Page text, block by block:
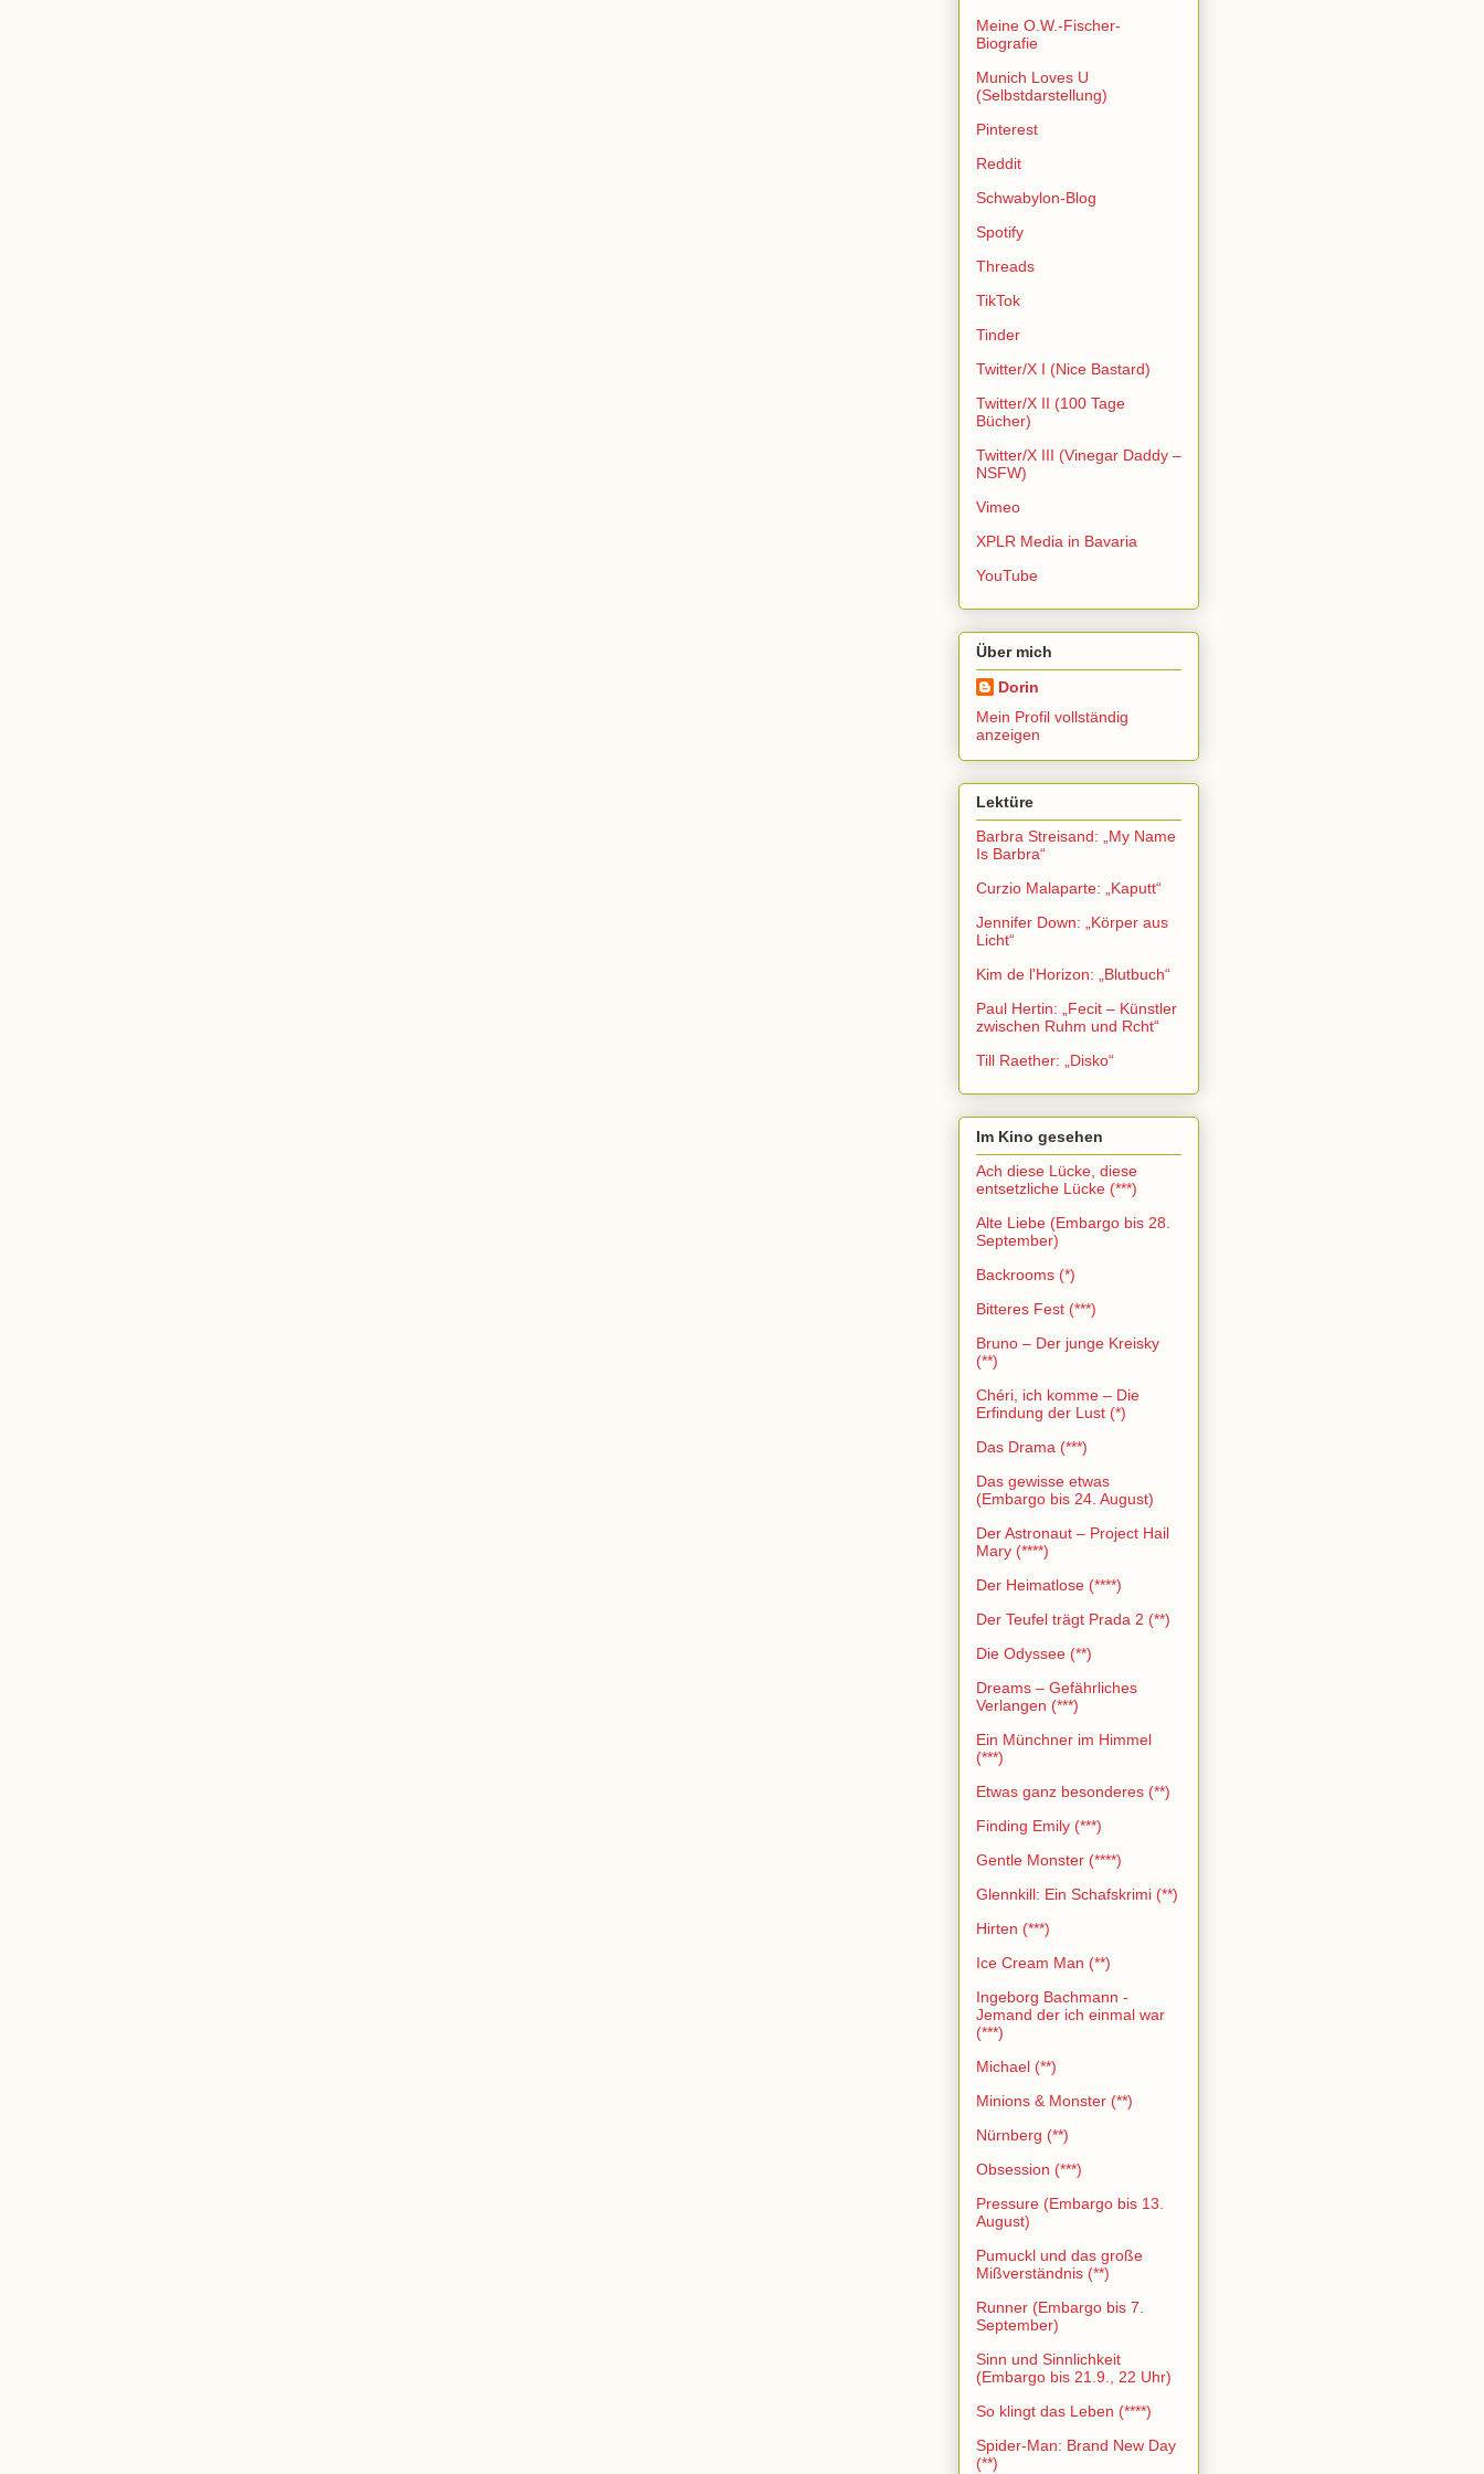
Meine O.W.-Fischer-
Biografie
Munich Loves U
(Selbstdarstellung)
Pinterest
Reddit
Schwabylon-Blog
Spotify
Threads
TikTok
Tinder
Twitter/X I (Nice Bastard)
Twitter/X II (100 Tage
Bücher)
Twitter/X III (Vinegar Daddy –
NSFW)
Vimeo
XPLR Media in Bavaria
YouTube
Über mich
Dorin
Mein Profil vollständig
anzeigen
Lektüre
Barbra Streisand: „My Name
Is Barbra“
Curzio Malaparte: „Kaputt“
Jennifer Down: „Körper aus
Licht“
Kim de l'Horizon: „Blutbuch“
Paul Hertin: „Fecit – Künstler
zwischen Ruhm und Rcht“
Till Raether: „Disko“
Im Kino gesehen
Ach diese Lücke, diese
entsetzliche Lücke (***)
Alte Liebe (Embargo bis 28.
September)
Backrooms (*)
Bitteres Fest (***)
Bruno – Der junge Kreisky
(**)
Chéri, ich komme – Die
Erfindung der Lust (*)
Das Drama (***)
Das gewisse etwas
(Embargo bis 24. August)
Der Astronaut – Project Hail
Mary (****)
Der Heimatlose (****)
Der Teufel trägt Prada 2 (**)
Die Odyssee (**)
Dreams – Gefährliches
Verlangen (***)
Ein Münchner im Himmel
(***)
Etwas ganz besonderes (**)
Finding Emily (***)
Gentle Monster (****)
Glennkill: Ein Schafskrimi (**)
Hirten (***)
Ice Cream Man (**)
Ingeborg Bachmann -
Jemand der ich einmal war
(***)
Michael (**)
Minions & Monster (**)
Nürnberg (**)
Obsession (***)
Pressure (Embargo bis 13.
August)
Pumuckl und das große
Mißverständnis (**)
Runner (Embargo bis 7.
September)
Sinn und Sinnlichkeit
(Embargo bis 21.9., 22 Uhr)
So klingt das Leben (****)
Spider-Man: Brand New Day
(**)